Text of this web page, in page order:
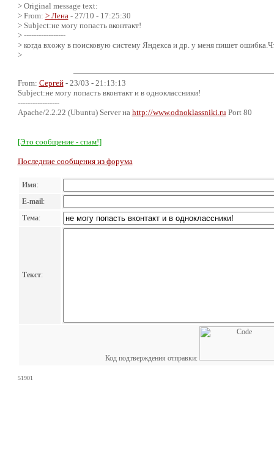
> Original message text:
> From: > Лена - 27/10 - 17:25:30
> Subject:не могу попасть вконтакт!
> -----------------
> когда вхожу в поисковую систему Яндекса и др. у меня пишет
>
From: Сергей- 23/03 - 21:13:13
Subject:не могу попасть вконтакт и в одноклассники!
-----------------
Apache/2.2.22 (Ubuntu) Server на http://www.odnoklassniki.ru Port 80
[Это сообщение - спам!]
Последние сообщения из форума
Имя:
E-mail:
Тема:
Текст:
Код подтверждения отправки:
51901